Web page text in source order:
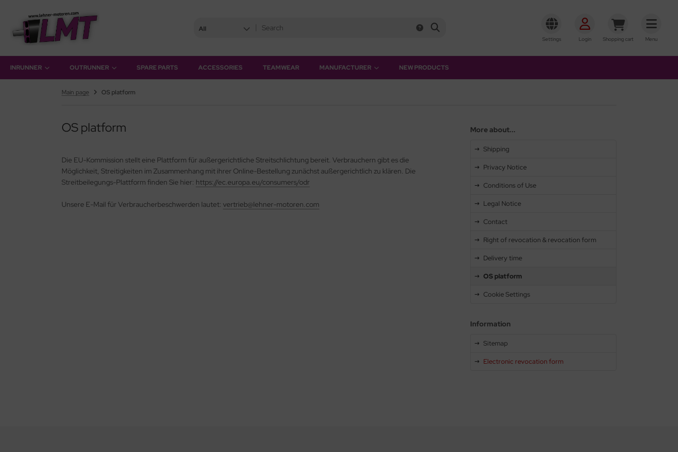
All
Settings Login Shopping cart Menu
INRUNNER OUTRUNNER SPARE PARTS ACCESSORIES TEAMWEAR MANUFACTURER NEW PRODUCTS
Main page OS platform
OS platform
Die EU-Kommission stellt eine Plattform für außergerichtliche Streitschlichtung bereit. Verbrauchern gibt es die
Möglichkeit, Streitigkeiten im Zusammenhang mit ihrer Online-Bestellung zunächst außergerichtlich zu klären. Die
Streitbeilegungs-Plattform finden Sie hier: https://ec.europa.eu/consumers/odr
Unsere E-Mail für Verbraucherbeschwerden lautet: vertrieb@lehner-motoren.com
More about...
Shipping
Privacy Notice
Conditions of Use
Legal Notice
Contact
Right of revocation & revocation form
Delivery time
OS platform
Cookie Settings
Information
Sitemap
Electronic revocation form
Motors
41